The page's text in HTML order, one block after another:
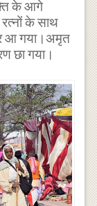
के आगे
के साथ
आ गया।अमृत
छा गया।